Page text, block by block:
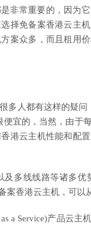
非常重要的，因为
择免备案香港云主
案众多，而且租用
多人都有这样的疑
宜的，当然，由于
港云主机性能和配
多线线路等诸多
香港云主机，可以
a Service)产品云